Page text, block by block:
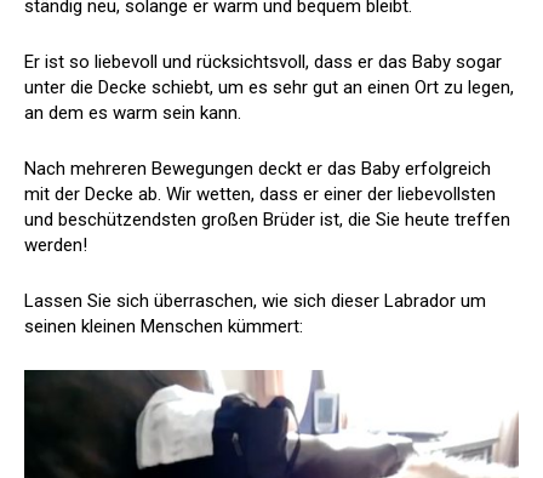
ständig neu, solange er warm und bequem bleibt.
Er ist so liebevoll und rücksichtsvoll, dass er das Baby sogar
unter die Decke schiebt, um es sehr gut an einen Ort zu legen,
an dem es warm sein kann.
Nach mehreren Bewegungen deckt er das Baby erfolgreich
mit der Decke ab. Wir wetten, dass er einer der liebevollsten
und beschützendsten großen Brüder ist, die Sie heute treffen
werden!
Lassen Sie sich überraschen, wie sich dieser Labrador um
seinen kleinen Menschen kümmert: